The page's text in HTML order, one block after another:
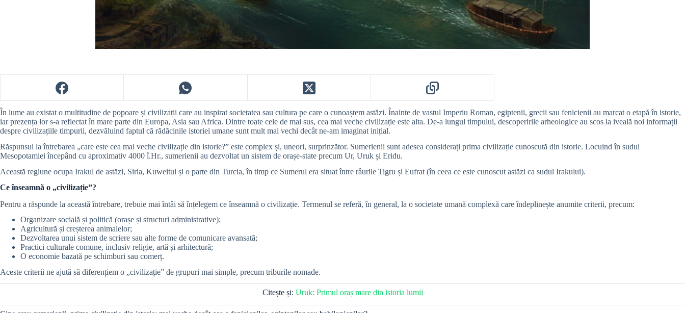
În lume au existat o multitudine de popoare și civilizații care au inspirat societatea sau cultura pe care o cunoaștem astăzi. Înainte de vastul Imperiu Roman, egiptenii, grecii sau fenicienii au marcat o etapă în istorie,
iar prezența lor s-a reflectat în mare parte din Europa, Asia sau Africa. Dintre toate cele de mai sus, cea mai veche civilizație este alta. De-a lungul timpului, descoperirile arheologice au scos la iveală noi informații
despre civilizațiile timpurii, dezvăluind faptul că rădăcinile istoriei umane sunt mult mai vechi decât ne-am imaginat inițial.
Răspunsul la întrebarea „care este cea mai veche civilizație din istorie?” este complex și, uneori, surprinzător. Sumerienii sunt adesea considerați prima civilizație cunoscută din istorie. Locuind în sudul
Mesopotamiei începând cu aproximativ 4000 î.Hr., sumerienii au dezvoltat un sistem de orașe-state precum Ur, Uruk și Eridu.
Această regiune ocupa Irakul de astăzi, Siria, Kuweitul și o parte din Turcia, în timp ce Sumerul era situat între râurile Tigru și Eufrat (în ceea ce este cunoscut astăzi ca sudul Irakului).
Ce înseamnă o „civilizație”?
Pentru a răspunde la această întrebare, trebuie mai întâi să înțelegem ce înseamnă o civilizație. Termenul se referă, în general, la o societate umană complexă care îndeplinește anumite criterii, precum:
Organizare socială și politică (orașe și structuri administrative);
Agricultură și creșterea animalelor;
Dezvoltarea unui sistem de scriere sau alte forme de comunicare avansată;
Practici culturale comune, inclusiv religie, artă și arhitectură;
O economie bazată pe schimburi sau comerț.
Aceste criterii ne ajută să diferențiem o „civilizație” de grupuri mai simple, precum triburile nomade.
Citește și: Uruk: Primul oraș mare din istoria lumii